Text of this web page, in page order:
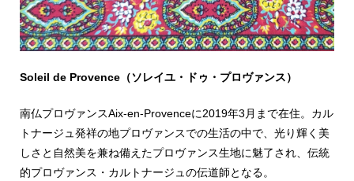
Soleil de Provence（ソレイユ・ドゥ・プロヴァンス）
南仏プロヴァンスAix-en-Provenceに2019年3月まで在住。カル
トナージュ発祥の地プロヴァンスでの生活の中で、光り輝く美
しさと自然美を兼ね備えたプロヴァンス生地に魅了され、伝統
的プロヴァンス・カルトナージュの伝道師となる。